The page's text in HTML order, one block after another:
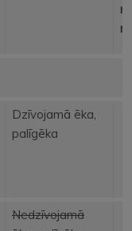
Dzīvojamā ēka,
palīgēka
Nedzīvojamā